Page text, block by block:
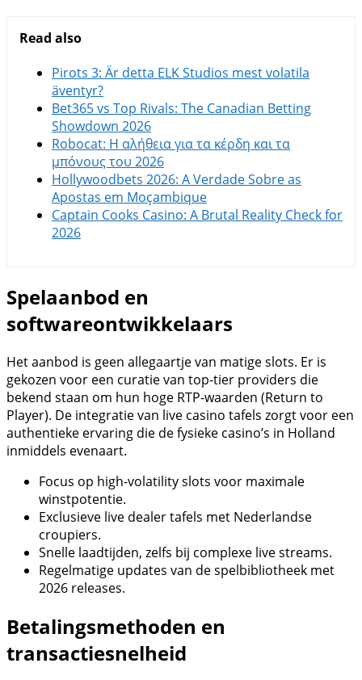
Read also
Pirots 3: Är detta ELK Studios mest volatila
äventyr?
Bet365 vs Top Rivals: The Canadian Betting
Showdown 2026
Robocat: Η αλήθεια για τα κέρδη και τα
μπόνους του 2026
Hollywoodbets 2026: A Verdade Sobre as
Apostas em Moçambique
Captain Cooks Casino: A Brutal Reality Check for
2026
Spelaanbod en
softwareontwikkelaars
Het aanbod is geen allegaartje van matige slots. Er is
gekozen voor een curatie van top-tier providers die
bekend staan om hun hoge RTP-waarden (Return to
Player). De integratie van live casino tafels zorgt voor een
authentieke ervaring die de fysieke casino’s in Holland
inmiddels evenaart.
Focus op high-volatility slots voor maximale
winstpotentie.
Exclusieve live dealer tafels met Nederlandse
croupiers.
Snelle laadtijden, zelfs bij complexe live streams.
Regelmatige updates van de spelbibliotheek met
2026 releases.
Betalingsmethoden en
transactiesnelheid